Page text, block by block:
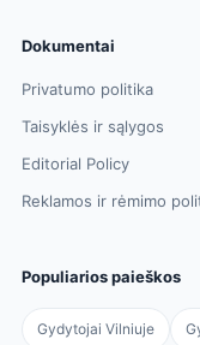
Dokumentai
Privatumo politika
Taisyklės ir sąlygos
Editorial Policy
Reklamos ir rėmimo
Populiarios paieškos
Gydytojai Vilniuje